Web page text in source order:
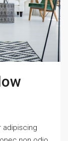
adipiscing